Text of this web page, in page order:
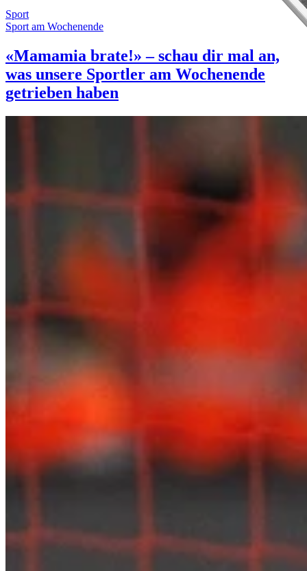
Sport
Sport am Wochenende
«Mamamia brate!» – schau dir mal an,
was unsere Sportler am Wochenende
getrieben haben